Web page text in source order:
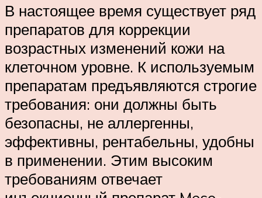
В настоящее время существует ряд
препаратов для коррекции
возрастных изменений кожи на
клеточном уровне. К используемым
препаратам предъявляются строгие
требования: они должны быть
безопасны, не аллергенны,
эффективны, рентабельны, удобны
в применении. Этим высоким
требованиям отвечает